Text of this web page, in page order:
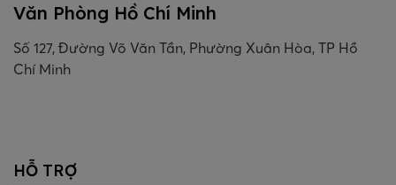
Văn Phòng Hồ Chí Minh
Số 127, Đường Võ Văn Tần, Phường Xuân Hòa, TP Hồ
Chí Minh
HỖ TRỢ